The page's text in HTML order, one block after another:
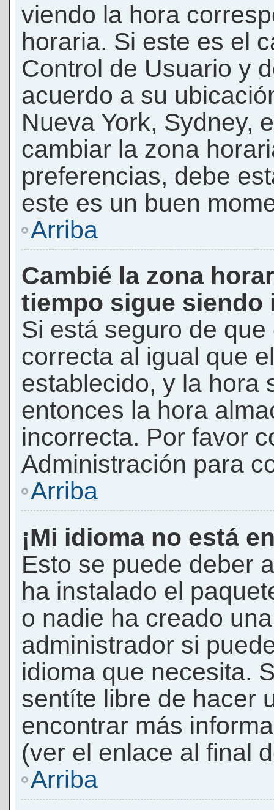
viendo la hora
horaria. Si este es el
Control de Usuario y
acuerdo a su
Nueva York, Sydney,
cambiar la zona
preferencias, debe
este es un buen
Arriba
Cambié la zona
tiempo sigue siendo
Si está seguro de
correcta al igual que
establecido, y la hora
entonces la hora
incorrecta. Por favor
Administración para
Arriba
¡Mi idioma no está
Esto se puede deber
ha instalado el
o nadie ha creado
administrador si
idioma que necesita.
sentíte libre de hacer
encontrar más
(ver el enlace al final
Arriba